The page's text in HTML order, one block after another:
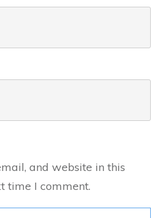
and website in this
time I comment.